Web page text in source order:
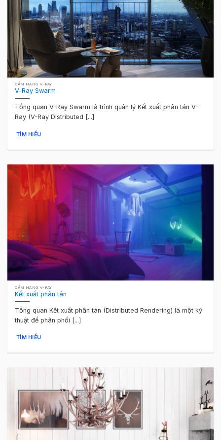
CẨM NANG V-RAY
V-Ray Swarm
Tổng quan V-Ray Swarm là trình quản lý Kết xuất phân tán V-
Ray (V-Ray Distributed [...]
TÌM HIỂU
CẨM NANG V-RAY
Kết xuất phân tán
Tổng quan Kết xuất phân tán (Distributed Rendering) là một kỹ
thuật để phân phối [...]
TÌM HIỂU